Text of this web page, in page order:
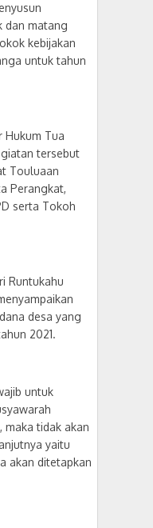
dan matang
kebijakan
untuk tahun
Hukum Tua
tersebut
Touluaan
Perangkat,
serta Tokoh
Runtukahu
desa yang
2021.
untuk
maka tidak akan
yaitu
akan ditetapkan